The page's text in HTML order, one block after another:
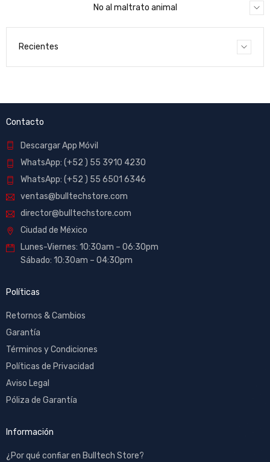
No al maltrato animal
Recientes
Contacto
Descargar App Móvil
WhatsApp: (+52 ) 55 3910 4230
WhatsApp: (+52 ) 55 6501 6346
ventas@bulltechstore.com
director@bulltechstore.com
Ciudad de México
Lunes-Viernes: 10:30am – 06:30pm
Sábado: 10:30am – 04:30pm
Políticas
Retornos & Cambios
Garantía
Términos y Condiciones
Políticas de Privacidad
Aviso Legal
Póliza de Garantía
Información
¿Por qué confiar en Bulltech Store?